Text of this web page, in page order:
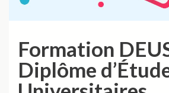
Formation
Diplôme